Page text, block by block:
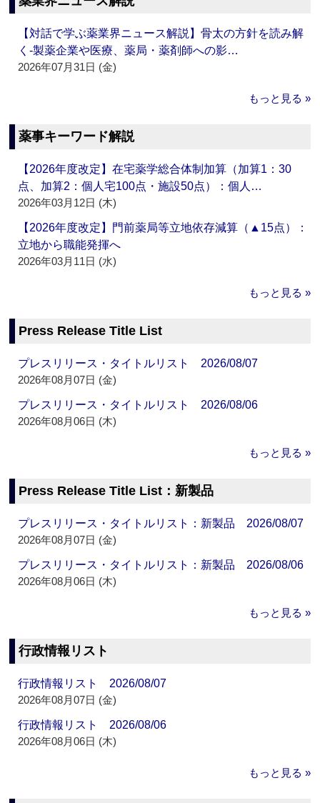
【対話で学ぶ薬業界ニュース解説】骨太の方針を読み解
く‐製薬企業や医療、薬局・薬剤師への影…
2026年07月31日 (金)
もっと見る »
薬事キーワード解説
【2026年度改定】在宅薬学総合体制加算（加算1：30
点、加算2：個人宅100点・施設50点）：個人…
2026年03月12日 (木)
【2026年度改定】門前薬局等立地依存減算（▲15点）：
立地から職能発揮へ
2026年03月11日 (水)
もっと見る »
Press Release Title List
プレスリリース・タイトルリスト 2026/08/07
2026年08月07日 (金)
プレスリリース・タイトルリスト 2026/08/06
2026年08月06日 (木)
もっと見る »
Press Release Title List：新製品
プレスリリース・タイトルリスト：新製品 2026/08/07
2026年08月07日 (金)
プレスリリース・タイトルリスト：新製品 2026/08/06
2026年08月06日 (木)
もっと見る »
行政情報リスト
行政情報リスト 2026/08/07
2026年08月07日 (金)
行政情報リスト 2026/08/06
2026年08月06日 (木)
もっと見る »